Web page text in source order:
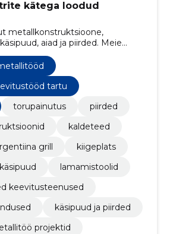
kätega loodud
metallkonstruktsioone,
aiad ja piirded. Meie
partner kõigis teie
tartu
torupainutus
piirded
kaldeteed
grill
kiigeplats
käsipuud
lamamistoolid
keevitusteenused
käsipuud ja piirded
projektid